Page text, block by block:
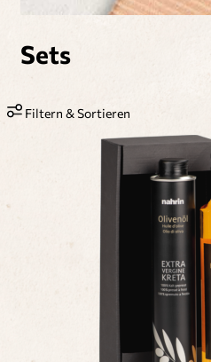
Sets
Filtern & Sortieren